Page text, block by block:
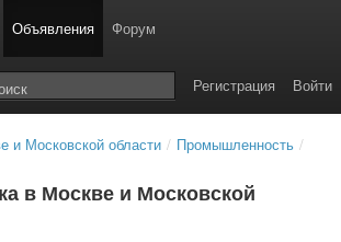
Объявления Форум
Войти
Регистрация
и Московской области / Промышленность /
в Москве и Московской